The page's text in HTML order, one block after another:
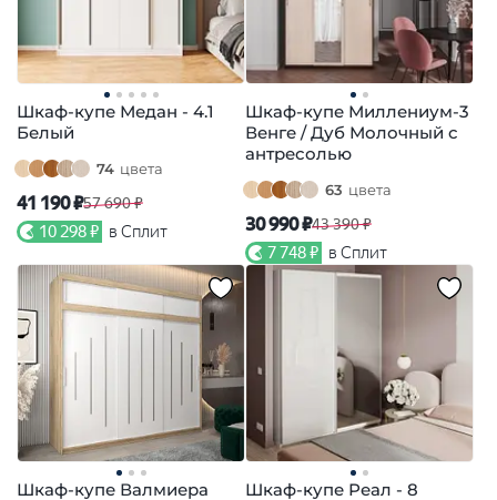
Шкаф-купе Медан - 4.1
Белый
74 цвета
41 190 ₽57 690 ₽
10 298 ₽ в Сплит
Шкаф-купе Миллениум-3
Венге / Дуб Молочный с
антресолью
63 цвета
30 990 ₽43 390 ₽
7 748 ₽ в Сплит
Шкаф-купе Валмиера
Шкаф-купе Реал - 8